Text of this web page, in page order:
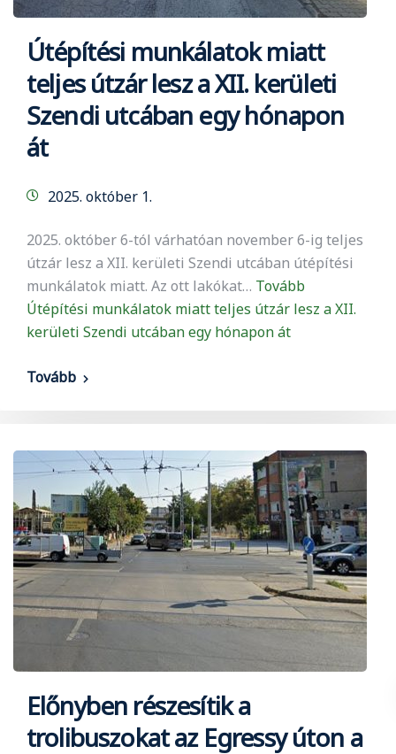
Útépítési munkálatok miatt
teljes útzár lesz a XII. kerületi
Szendi utcában egy hónapon
át
2025. október 1.
2025. október 6-tól várhatóan november 6-ig teljes
útzár lesz a XII. kerületi Szendi utcában útépítési
munkálatok miatt. Az ott lakókat… Tovább
Útépítési munkálatok miatt teljes útzár lesz a XII.
kerületi Szendi utcában egy hónapon át
Tovább
Előnyben részesítik a
trolibuszokat az Egressy úton a